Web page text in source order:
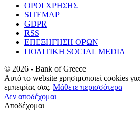
ΟΡΟΙ ΧΡΗΣΗΣ
SITEMAP
GDPR
RSS
ΕΠΕΞΗΓΗΣΗ ΟΡΩΝ
ΠΟΛΙΤΙΚΗ SOCIAL MEDIA
© 2026 - Bank of Greece
Αυτό το website χρησιμοποιεί cookies
εμπειρίας σας. Μάθετε περισσότερα
Δεν αποδέχομαι
Αποδέχομαι